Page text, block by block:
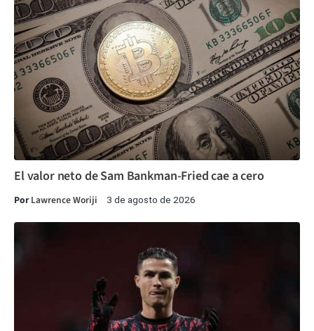
El valor neto de Sam Bankman-Fried cae a cero
PorLawrence Woriji 3 de agosto de 2026